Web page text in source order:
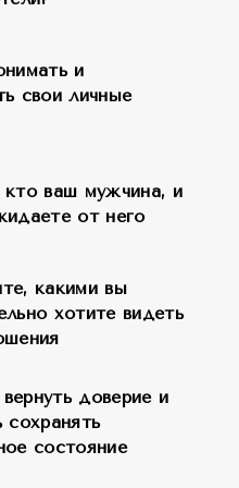
за помощь!
и
свои личные
ваш мужчина, и
от него
какими вы
хотите видеть
доверие и
сохранять
состояние